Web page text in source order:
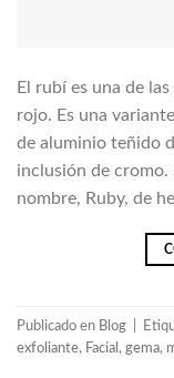
El rubí es una de
rojo. Es una
de aluminio teñido
inclusión de cromo.
nombre, Ruby, de
Publicado en Blog
exfoliante, Facial , gema,